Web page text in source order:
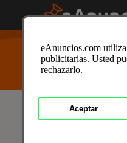
USTED ESTÁ AQUÍ>
Complementos/
Chaquetas /Abrigos
eAnuncios.com
publicitarias. Usted
rechazarlo.
Aceptar